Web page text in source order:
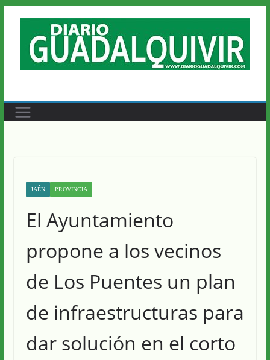
contenido
JAÉN PROVINCIA
El Ayuntamiento
propone a los vecinos
de Los Puentes un plan
de infraestructuras para
dar solución en el corto